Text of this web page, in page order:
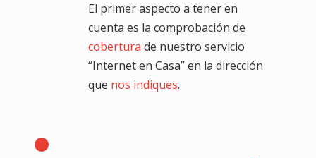
El primer aspecto a tener en
cuenta es la comprobación de
cobertura de nuestro servicio
“Internet en Casa” en la dirección
que nos indiques.